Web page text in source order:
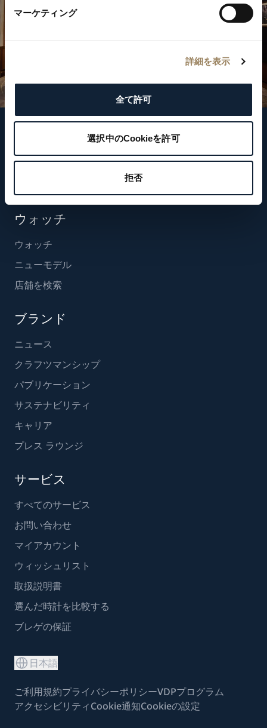
マーケティング
詳細を表示
全て許可
選択中のCookieを許可
拒否
フォローする
ウォッチ
ウォッチ
ニューモデル
店舗を検索
ブランド
ニュース
クラフツマンシップ
パブリケーション
サステナビリティ
キャリア
プレス ラウンジ
サービス
すべてのサービス
お問い合わせ
マイアカウント
ウィッシュリスト
取扱説明書
選んだ時計を比較する
ブレゲの保証
日本語
ご利用規約プライバシーポリシーVDPプログラム
アクセシビリティCookie通知Cookieの設定